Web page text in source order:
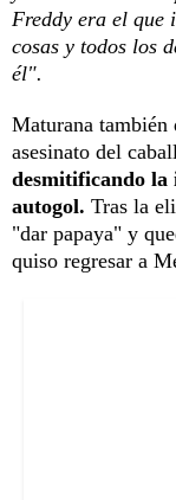
Freddy era el que
cosas y todos los
él".
Maturana también
asesinato del
desmitificando la
autogol. Tras la
"dar papaya" y
quiso regresar a